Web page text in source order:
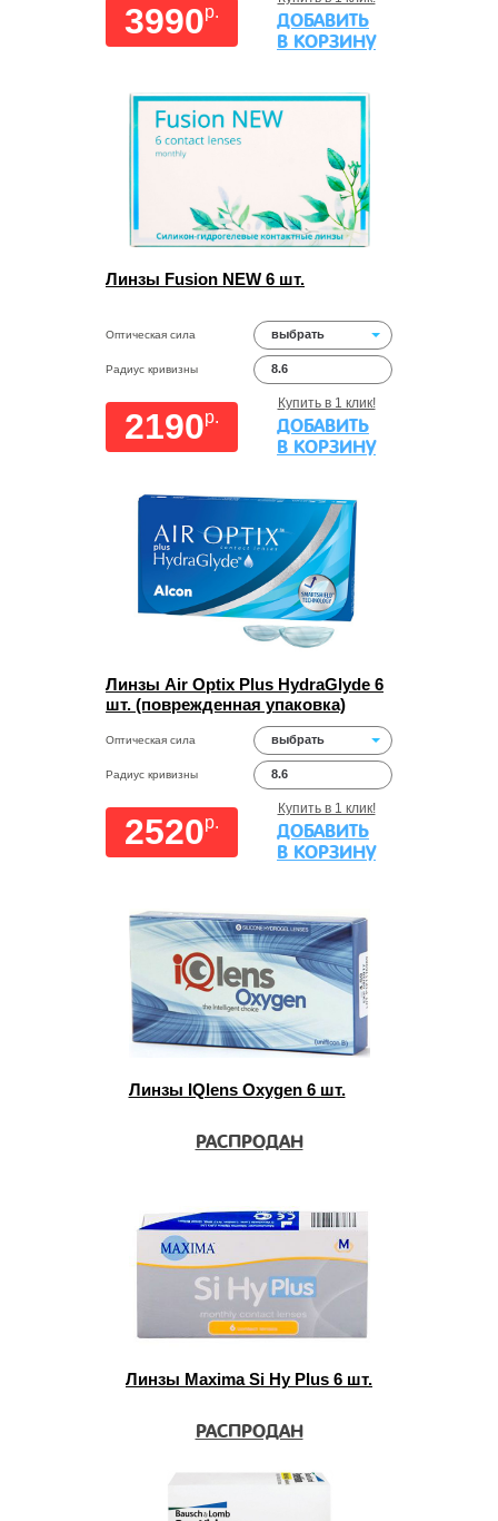
3990p.
ДОБАВИТЬ
В КОРЗИНУ
Линзы Fusion NEW 6 шт.
Оптическая сила выбрать
Радиус кривизны 8.6
2190p.
Купить в 1 клик!
ДОБАВИТЬ
В КОРЗИНУ
Линзы Air Optix Plus HydraGlyde 6
шт. (поврежденная упаковка)
Оптическая сила выбрать
Радиус кривизны 8.6
2520p.
Купить в 1 клик!
ДОБАВИТЬ
В КОРЗИНУ
Линзы IQlens Oxygen 6 шт.
РАСПРОДАН
Линзы Maxima Si Hy Plus 6 шт.
РАСПРОДАН